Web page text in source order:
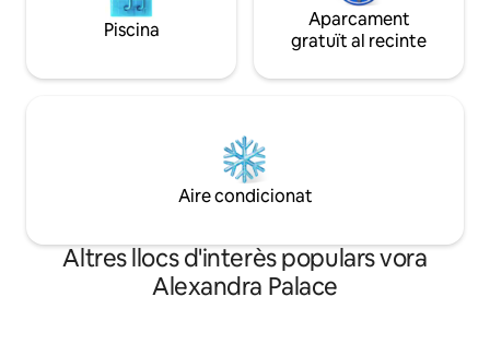
Piscina
Aparcament
gratuït al recinte
Aire condicionat
Altres llocs d'interès populars vora
Alexandra Palace